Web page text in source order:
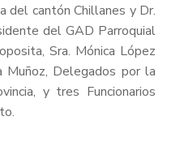
del cantón Chillanes y Dr.
del GAD Parroquial
Sra. Mónica López
Muñoz, Delegados por la
y tres Funcionarios